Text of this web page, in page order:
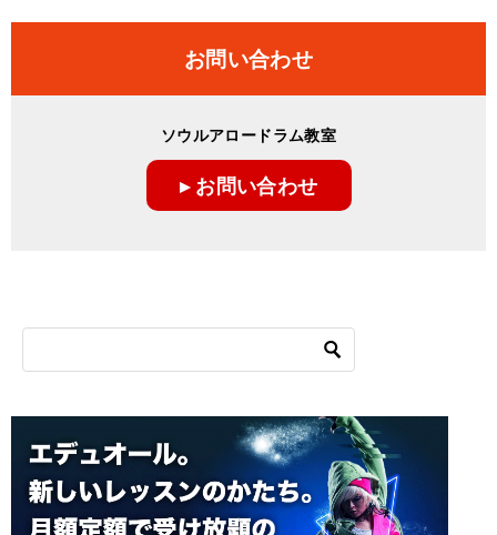
お問い合わせ
ソウルアロードラム教室
▸ お問い合わせ